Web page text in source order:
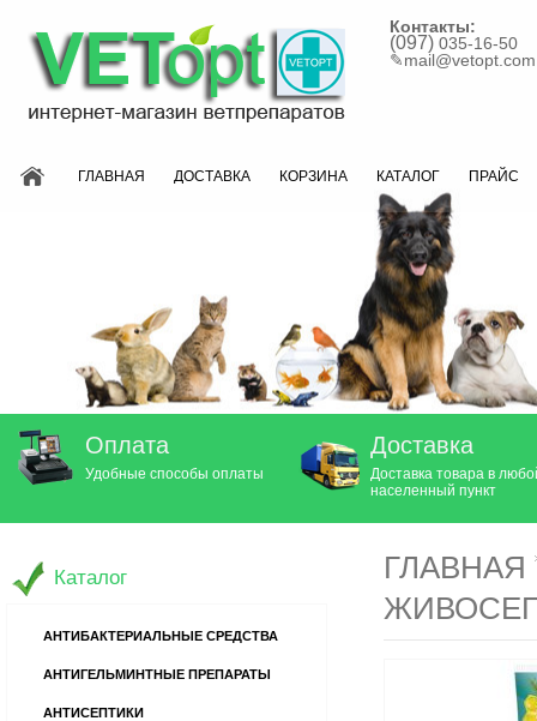
Контакты:
(097) 035-16-50
✎mail@vetopt.com
ГЛАВНАЯ ДОСТАВКА КОРЗИНА КАТАЛОГ ПРАЙС
Оплата
Удобные способы оплаты
Доставка
Доставка товара в
населенный пункт
ГЛАВНАЯ
Каталог
АНТИБАКТЕРИАЛЬНЫЕ СРЕДСТВА
АНТИГЕЛЬМИНТНЫЕ ПРЕПАРАТЫ
АНТИСЕПТИКИ